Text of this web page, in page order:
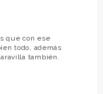
que con ese
todo, además
también.